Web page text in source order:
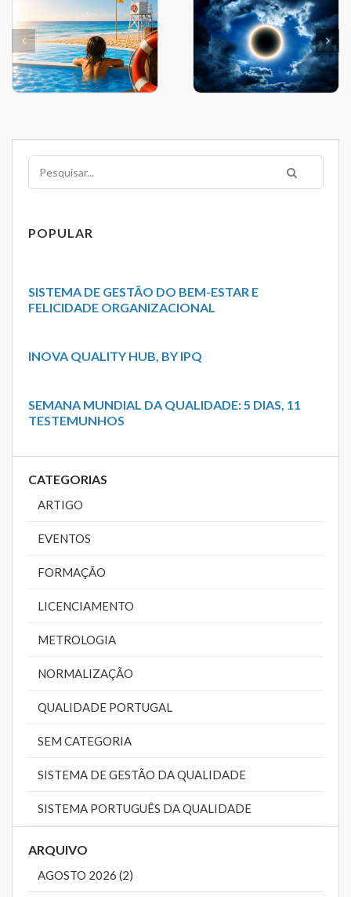
Pesquisar
POPULAR
SISTEMA DE GESTÃO DO BEM-ESTAR E
FELICIDADE ORGANIZACIONAL
INOVA QUALITY HUB, BY IPQ
SEMANA MUNDIAL DA QUALIDADE: 5 DIAS, 11
TESTEMUNHOS
CATEGORIAS
ARTIGO
EVENTOS
FORMAÇÃO
LICENCIAMENTO
METROLOGIA
NORMALIZAÇÃO
QUALIDADE PORTUGAL
SEM CATEGORIA
SISTEMA DE GESTÃO DA QUALIDADE
SISTEMA PORTUGUÊS DA QUALIDADE
ARQUIVO
AGOSTO 2026 (2)